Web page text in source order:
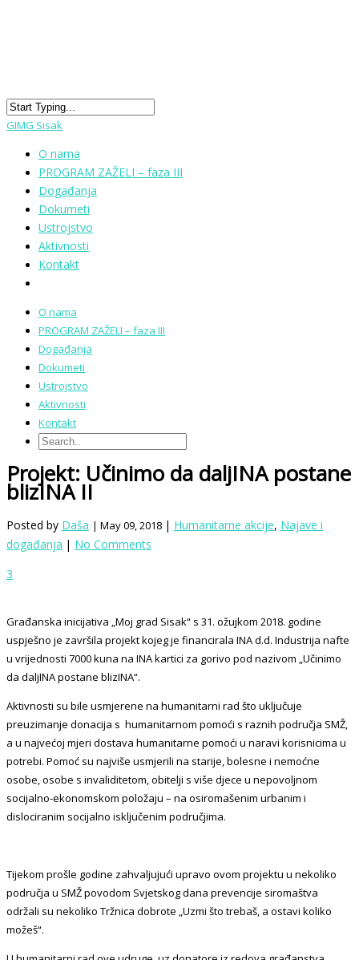
GIMG Sisak
O nama
PROGRAM ZAŽELI – faza III
Događanja
Dokumeti
Ustrojstvo
Aktivnosti
Kontakt
O nama
PROGRAM ZAŽELI – faza III
Događanja
Dokumeti
Ustrojstvo
Aktivnosti
Kontakt
Projekt: Učinimo da daljINA postane
blizINA II
Posted by Daša | May 09, 2018 | Humanitarne akcije, Najave i
događanja | No Comments
3
Građanska inicijativa „Moj grad Sisak“ s 31. ožujkom 2018. godine
uspješno je završila projekt kojeg je financirala INA d.d. Industrija nafte
u vrijednosti 7000 kuna na INA kartici za gorivo pod nazivom „Učinimo
da daljINA postane blizINA“.
Aktivnosti su bile usmjerene na humanitarni rad što uključuje
preuzimanje donacija s humanitarnom pomoći s raznih područja SMŽ,
a u najvećoj mjeri dostava humanitarne pomoći u naravi korisnicima u
potrebi. Pomoć su najviše usmjerili na starije, bolesne i nemoćne
osobe, osobe s invaliditetom, obitelji s više djece u nepovoljnom
socijalno-ekonomskom položaju – na osiromašenim urbanim i
dislociranim socijalno isključenim područjima.
Tijekom prošle godine zahvaljujući upravo ovom projektu u nekoliko
područja u SMŽ povodom Svjetskog dana prevencije siromaštva
održali su nekoliko Tržnica dobrote „Uzmi što trebaš, a ostavi koliko
možeš“.